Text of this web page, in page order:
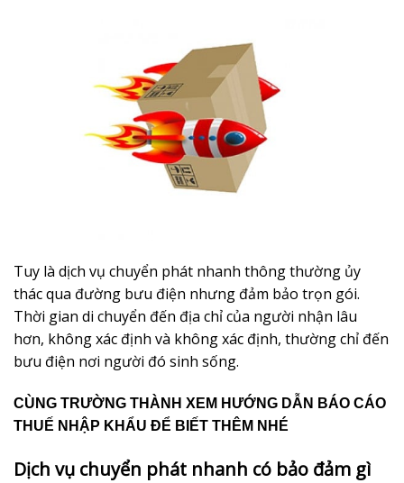
Tuy là dịch vụ chuyển phát nhanh thông thường ủy
thác qua đường bưu điện nhưng đảm bảo trọn gói.
Thời gian di chuyển đến địa chỉ của người nhận lâu
hơn, không xác định và không xác định, thường chỉ đến
bưu điện nơi người đó sinh sống.
CÙNG TRƯỜNG THÀNH XEM HƯỚNG DẪN BÁO CÁO
THUẾ NHẬP KHẨU ĐỂ BIẾT THÊM NHÉ
Dịch vụ chuyển phát nhanh có bảo đảm gì